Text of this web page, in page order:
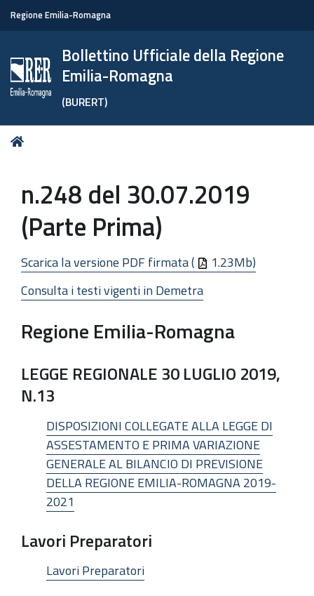
Regione Emilia-Romagna
Bollettino Ufficiale della Regione
Emilia-Romagna
(BURERT)
Tu
n.248 del 30.07.2019
(Parte Prima)
Scarica la versione PDF firmata (
1.23Mb)
Consulta i testi vigenti in Demetra
Regione Emilia-Romagna
LEGGE REGIONALE 30 LUGLIO 2019,
N.13
DISPOSIZIONI COLLEGATE ALLA LEGGE DI
ASSESTAMENTO E PRIMA VARIAZIONE
GENERALE AL BILANCIO DI PREVISIONE
DELLA REGIONE EMILIA-ROMAGNA 2019-
2021
Lavori Preparatori
Lavori Preparatori